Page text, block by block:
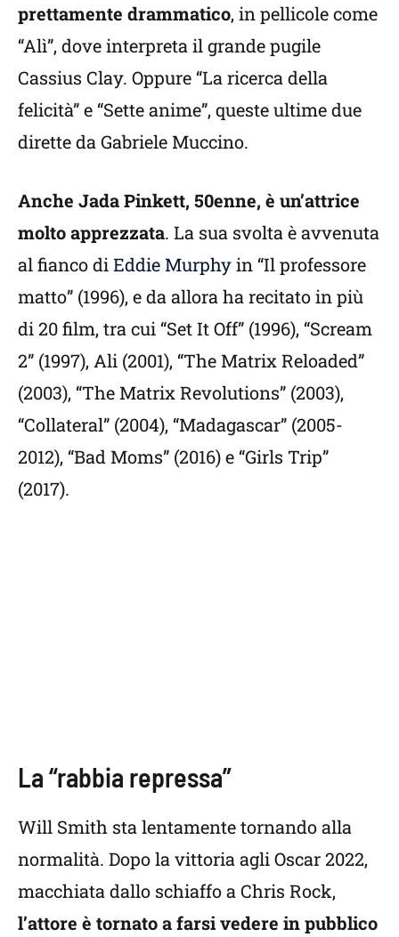
prettamente drammatico, in pellicole come
“Alì”, dove interpreta il grande pugile
Cassius Clay. Oppure “La ricerca della
felicità” e “Sette anime”, queste ultime due
dirette da Gabriele Muccino.
Anche Jada Pinkett, 50enne, è un’attrice
molto apprezzata. La sua svolta è avvenuta
al fianco diEddie Murphyin “Il professore
matto” (1996), e da allora ha recitato in più
di 20 film, tra cui “Set It Off” (1996), “Scream
2” (1997), Ali (2001), “The Matrix Reloaded”
(2003), “The Matrix Revolutions” (2003),
“Collateral” (2004), “Madagascar” (2005-
2012), “Bad Moms” (2016) e “Girls Trip”
(2017).
La “rabbia repressa”
Will Smith sta lentamente tornando alla
normalità. Dopo la vittoria agli Oscar 2022,
macchiata dallo schiaffo a Chris Rock,
l’attore è tornato a farsi vedere in pubblico